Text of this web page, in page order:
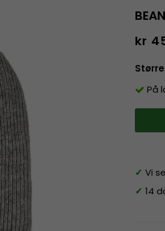
kr
På
✓ Vi
✓ 14